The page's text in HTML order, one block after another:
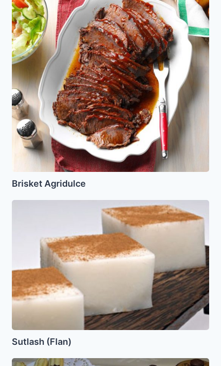
Brisket Agridulce
Sutlash (Flan)
Galletas